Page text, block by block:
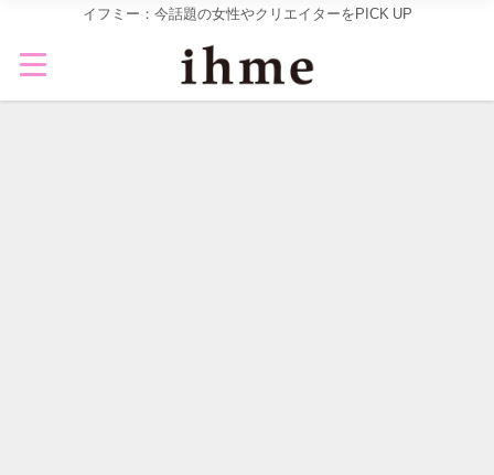
イフミー：今話題の女性やクリエイターをPICK UP